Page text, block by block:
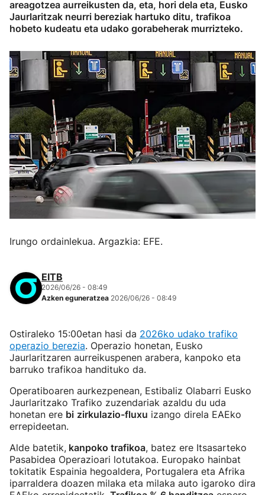
areagotzea aurreikusten da, eta, hori dela eta, Eusko
Jaurlaritzak neurri bereziak hartuko ditu, trafikoa
hobeto kudeatu eta udako gorabeherak murrizteko.
Irungo ordainlekua. Argazkia: EFE.
EITB
2026/06/26 - 08:49
Azken eguneratzea 2026/06/26 - 08:49
Ostiraleko 15:00etan hasi da 2026ko udako trafiko
operazio berezia. Operazio honetan, Eusko
Jaurlaritzaren aurreikuspenen arabera, kanpoko eta
barruko trafikoa handituko da.
Operatiboaren aurkezpenean, Estibaliz Olabarri Eusko
Jaurlaritzako Trafiko zuzendariak azaldu du uda
honetan ere bi zirkulazio-fluxu izango direla EAEko
errepideetan.
Alde batetik, kanpoko trafikoa, batez ere Itsasarteko
Pasabidea Operazioari lotutakoa. Europako hainbat
tokitatik Espainia hegoaldera, Portugalera eta Afrika
iparraldera doazen milaka eta milaka auto igaroko dira